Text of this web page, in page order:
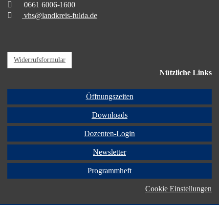
0661 6006-1600
vhs@landkreis-fulda.de
Widerrufsformular
Nützliche Links
Öffnungszeiten
Downloads
Dozenten-Login
Newsletter
Programmheft
Cookie Einstellungen